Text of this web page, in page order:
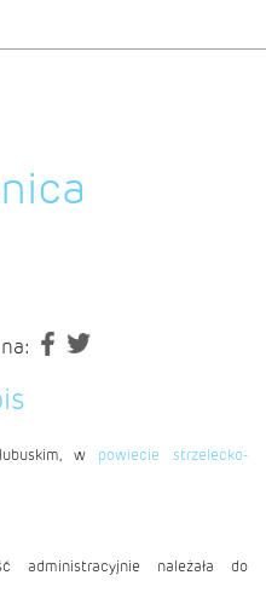
w powiecie strzelecko-
administracyjnie należała do